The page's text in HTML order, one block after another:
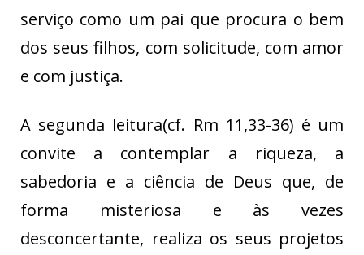
serviço como um pai que procura o bem
dos seus filhos, com solicitude, com amor
e com justiça.
A segunda leitura(cf. Rm 11,33-36) é um
convite a contemplar a riqueza, a
sabedoria e a ciência de Deus que, de
forma misteriosa e às vezes
desconcertante, realiza os seus projetos